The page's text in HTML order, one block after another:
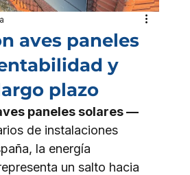
aves paneles
y
plazo
paneles solares —
de instalaciones
la energía
un salto hacia